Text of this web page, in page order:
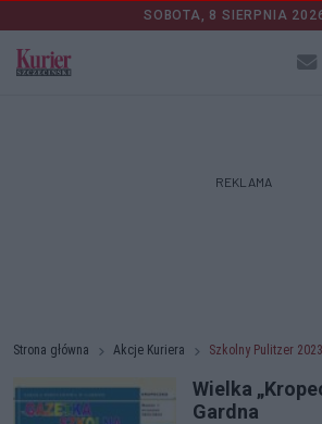
SOBOTA, 8 SIERPNIA
REKLAMA
Strona główna Akcje Kuriera Szkolny Pulitzer 2023
Wielka
Gardna